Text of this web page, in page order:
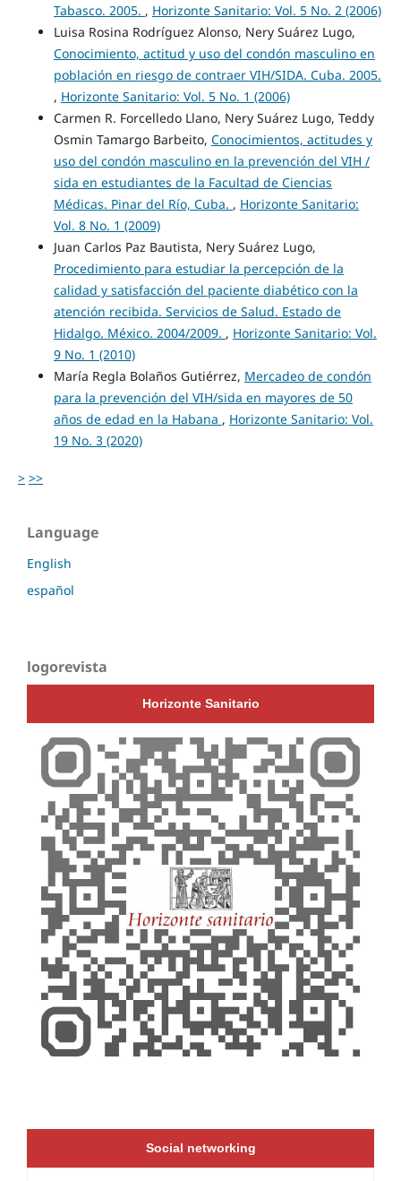
Tabasco. 2005. , Horizonte Sanitario: Vol. 5 No. 2 (2006)
Luisa Rosina Rodríguez Alonso, Nery Suárez Lugo,
Conocimiento, actitud y uso del condón masculino en
población en riesgo de contraer VIH/SIDA. Cuba. 2005.
, Horizonte Sanitario: Vol. 5 No. 1 (2006)
Carmen R. Forcelledo Llano, Nery Suárez Lugo, Teddy
Osmin Tamargo Barbeito, Conocimientos, actitudes y
uso del condón masculino en la prevención del VIH /
sida en estudiantes de la Facultad de Ciencias
Médicas. Pinar del Río, Cuba. , Horizonte Sanitario:
Vol. 8 No. 1 (2009)
Juan Carlos Paz Bautista, Nery Suárez Lugo,
Procedimiento para estudiar la percepción de la
calidad y satisfacción del paciente diabético con la
atención recibida. Servicios de Salud. Estado de
Hidalgo. México. 2004/2009. , Horizonte Sanitario: Vol.
9 No. 1 (2010)
María Regla Bolaños Gutiérrez, Mercadeo de condón
para la prevención del VIH/sida en mayores de 50
años de edad en la Habana , Horizonte Sanitario: Vol.
19 No. 3 (2020)
> >>
Language
English
español
logorevista
Horizonte Sanitario
Social networking